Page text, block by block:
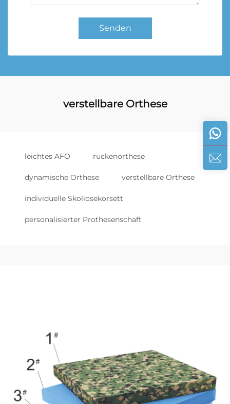
Senden
verstellbare Orthese
leichtes AFO rückenorthese
dynamische Orthese verstellbare Orthese
individuelle Skoliosekorsett
personalisierter Prothesenschaft